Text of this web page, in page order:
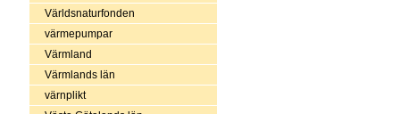
Världsnaturfonden
värmepumpar
Värmland
Värmlands län
värnplikt